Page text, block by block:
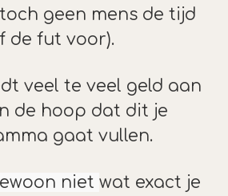
geen mens de tijd
de fut voor).
veel te veel geld aan
de hoop dat dit je
gaat vullen.
niet wat exact je